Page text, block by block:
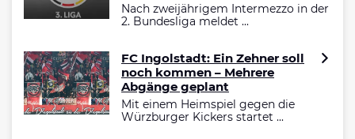
Nach zweijährigem Intermezzo in der
2. Bundesliga meldet ...
FC Ingolstadt: Ein Zehner soll
noch kommen – Mehrere
Abgänge geplant
Mit einem Heimspiel gegen die
Würzburger Kickers startet ...